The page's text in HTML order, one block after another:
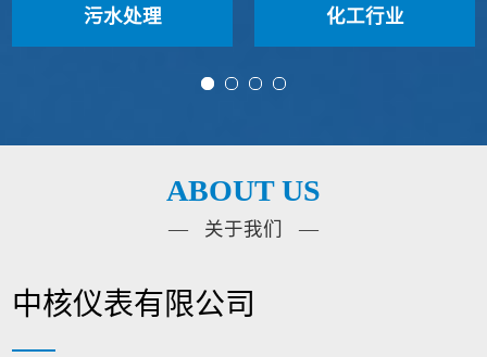
污水处理 化工行业
ABOUT US
— 关于我们 —
中核仪表有限公司